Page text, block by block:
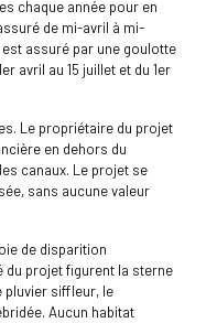
chaque année pour en
de mi-avril à mi-
assuré par une goulotte
avril au 15 juillet et du 1er
Le propriétaire du projet
en dehors du
canaux. Le projet se
sans aucune valeur
de disparition
du projet figurent la sterne
pluvier siffleur, le
Aucun habitat